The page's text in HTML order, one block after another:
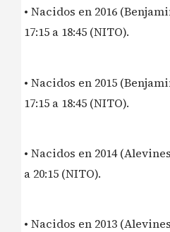
• Nacidos en 2016
17:15 a 18:45 (NITO).
• Nacidos en 2015
17:15 a 18:45 (NITO).
• Nacidos en 2014
a 20:15 (NITO).
• Nacidos en 2013